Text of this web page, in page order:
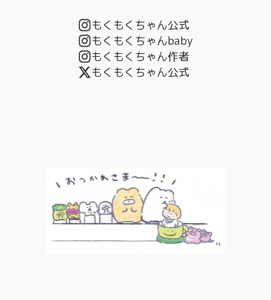
もくもくちゃん公式
もくもくちゃんbaby
もくもくちゃん作者
もくもくちゃん公式